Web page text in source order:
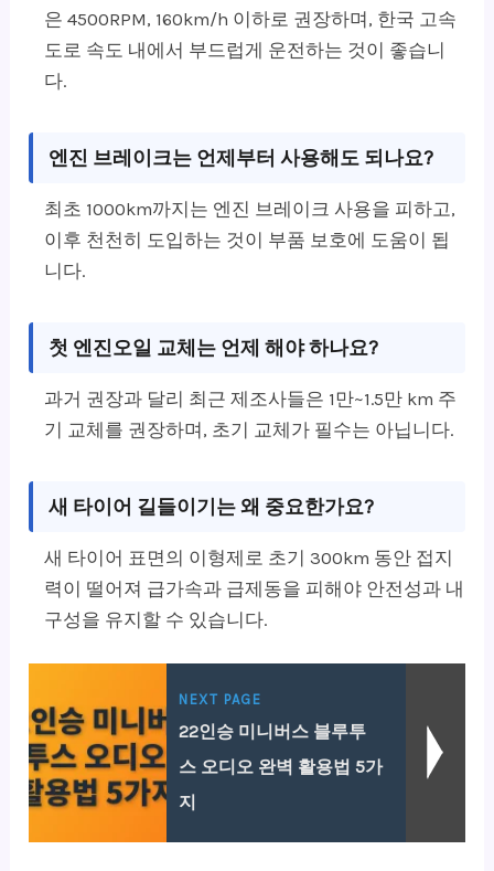
은 4500RPM, 160km/h 이하로 권장하며, 한국 고속
도로 속도 내에서 부드럽게 운전하는 것이 좋습니
다.
엔진 브레이크는 언제부터 사용해도 되나요?
최초 1000km까지는 엔진 브레이크 사용을 피하고,
이후 천천히 도입하는 것이 부품 보호에 도움이 됩
니다.
첫 엔진오일 교체는 언제 해야 하나요?
과거 권장과 달리 최근 제조사들은 1만~1.5만 km 주
기 교체를 권장하며, 초기 교체가 필수는 아닙니다.
새 타이어 길들이기는 왜 중요한가요?
새 타이어 표면의 이형제로 초기 300km 동안 접지
력이 떨어져 급가속과 급제동을 피해야 안전성과 내
구성을 유지할 수 있습니다.
NEXT PAGE
22인승 미니버스 블루투
스 오디오 완벽 활용법 5가
지